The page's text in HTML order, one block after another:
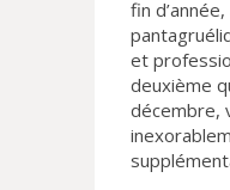
fin
et
deuxième
décembre,